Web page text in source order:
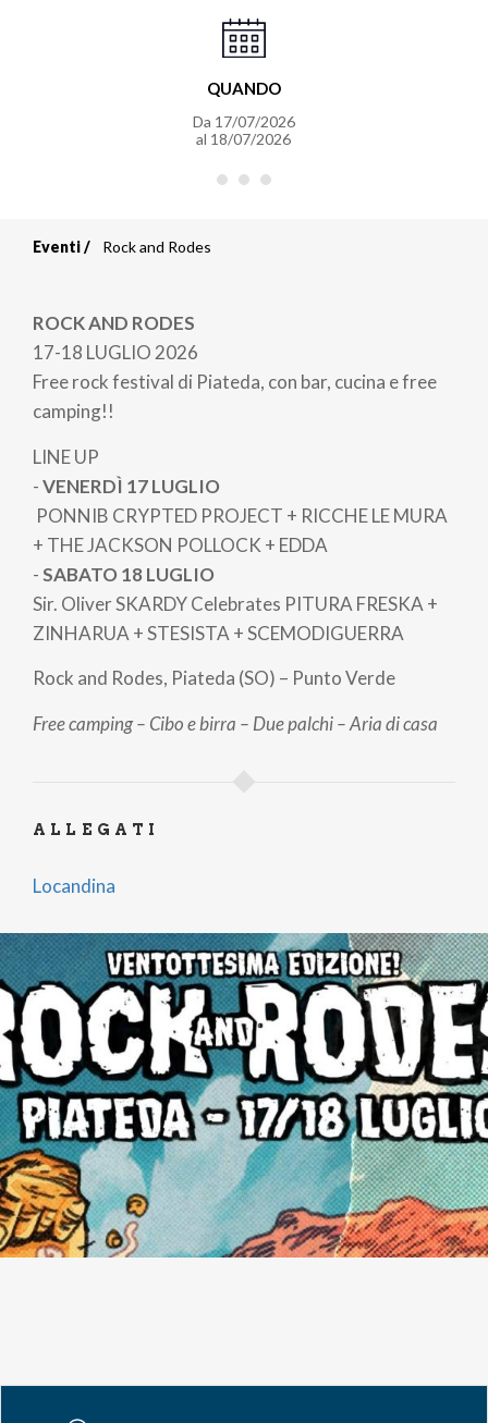
QUANDO
Da 17/07/2026
al 18/07/2026
di
pane
Eventi Rock and Rodes
ROCK AND RODES
17-18 LUGLIO 2026
Free rock festival di Piateda, con bar, cucina e free
camping!!
LINE UP
-VENERDÌ 17 LUGLIO
PONNIB CRYPTED PROJECT + RICCHE LE MURA
+ THE JACKSON POLLOCK + EDDA
-SABATO 18 LUGLIO
Sir. Oliver SKARDY Celebrates PITURA FRESKA +
ZINHARUA + STESISTA + SCEMODIGUERRA
Rock and Rodes, Piateda (SO) – Punto Verde
Free camping – Cibo e birra – Due palchi – Aria di casa
ALLEGATI
Locandina